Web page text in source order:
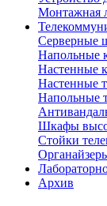
Монтажная
Серверные
Напольные
Настенные
Настенные
Напольные
Шкафы
Стойки
Архив